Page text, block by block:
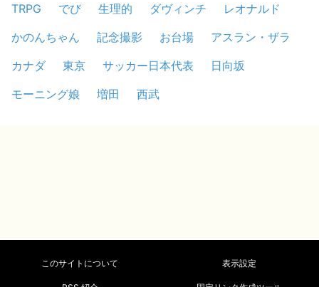
TRPG
でび 生理的 ダヴィンチ
レオナルド
かのんちゃん
記念撮影 お台場
アスラン・ザラ
カナダ
東京 サッカー日本代表
日向坂
モーニング娘
増田 西武
このサイトについて 表示設定